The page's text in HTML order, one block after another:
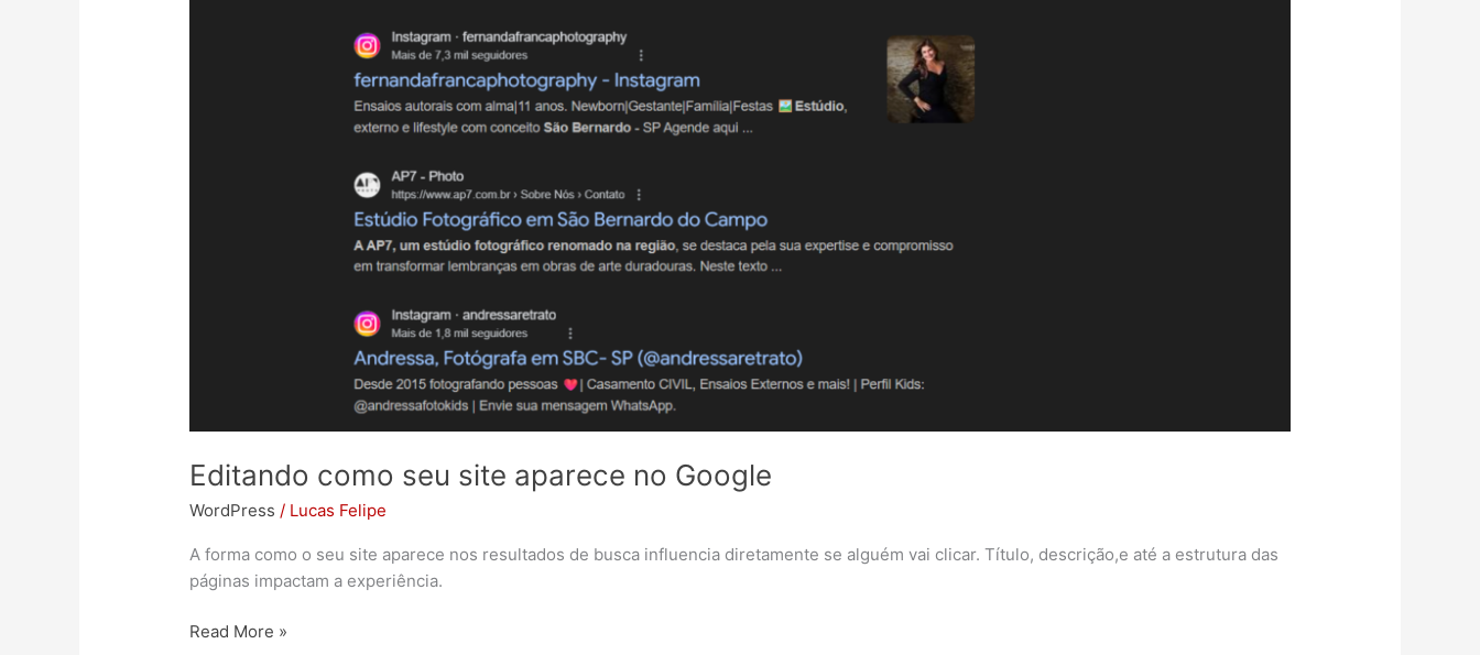
Editando como seu site aparece no Google
WordPress / Lucas Felipe
A forma como o seu site aparece nos resultados de busca influencia diretamente se alguém vai clicar. Título, descrição,e até a estrutura das
páginas impactam a experiência.
Read More »